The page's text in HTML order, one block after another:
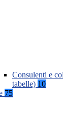
Consulenti e
tabelle) 10
75